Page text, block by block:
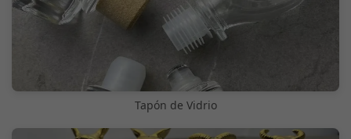
Tapón de Vidrio